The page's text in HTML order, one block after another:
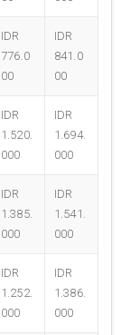
IDR
776.0
00
IDR
841.0
00
IDR
1.520.
000
IDR
1.694.
000
IDR
1.385.
000
IDR
1.541.
000
IDR
1.252.
000
IDR
1.386.
000